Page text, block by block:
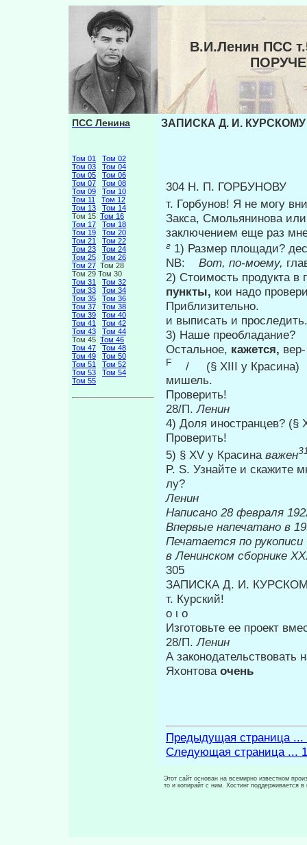
В.И.Ленин ПСС
ПСС Ленина
Том 01
Том 02
Том 03
Том 04
Том 05
Том 06
Том 07
Том 08
Том 09
Том 10
Том 11
Том 12
Том 13
Том 14
Том 15 Том 16
Том 17
Том 18
Том 19
Том 20
Том 21
Том 22
Том 23
Том 24
Том 25
Том 26
Том 27 Том 28
Том 29 Том 30
Том 31
Том 32
Том 33
Том 34
Том 35
Том 36
Том 37
Том 38
Том 39
Том 40
Том 41
Том 42
Том 43
Том 44
Том 45 Том 46
Том 47
Том 48
Том 49
Том 50
Том 51
Том 52
Том 53
Том 54
Том 55
ЗАПИСКА Д. И. КУРСКОМУ
304 Н. П. ГОРБУНОВУ
т. Горбунов! Я не могу
Закса, Смольянинова
заключением еще раз
г 1) Размер площади?
NB: Вот, по-моему,
2) Стоимость продукта в
пункты, кои надо
Приблизительно.
и выписать и проследить.
3) Наше преобладание?
Остальное, кажется, вер-
F
/ (§ XIII у Красина)
мишель.
Проверить!
28/П.Ленин
4) Доля иностранцев? (§
Проверить!
5) § XV у Красина важен
P. S. Узнайте и скажите
лу?
Ленин
Написано 28 февраля
Впервые
Печатается по рукописи
в Ленинском сборнике
305
ЗАПИСКА Д. И.
т. Курский!
о ι о
Изготовьте ее проект
28/П.Ленин
А законодательствовать
Яхонтова очень
Предыдущая страница ...
Следующая страница ...
Этот сайт основан на всемирно известном
то и копирайт с ним. Хостинг поддерживается